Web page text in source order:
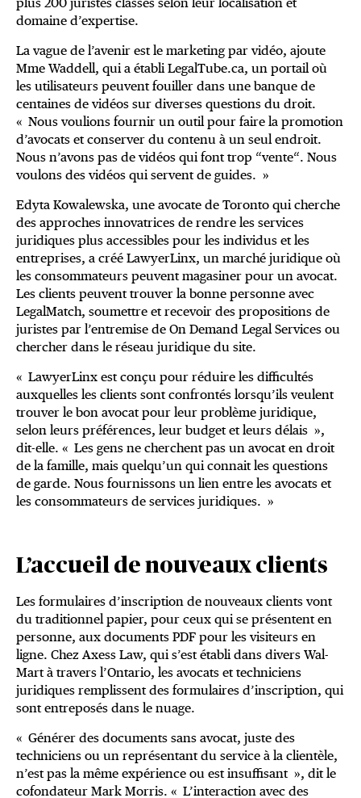
domaine d’expertise.
La vague de l’avenir est le marketing par vidéo, ajoute
Mme Waddell, qui a établi LegalTube.ca, un portail où
les utilisateurs peuvent fouiller dans une banque de
centaines de vidéos sur diverses questions du droit.
« Nous voulions fournir un outil pour faire la promotion
d’avocats et conserver du contenu à un seul endroit.
Nous n’avons pas de vidéos qui font trop “vente“. Nous
voulons des vidéos qui servent de guides. »
Edyta Kowalewska, une avocate de Toronto qui cherche
des approches innovatrices de rendre les services
juridiques plus accessibles pour les individus et les
entreprises, a créé LawyerLinx, un marché juridique où
les consommateurs peuvent magasiner pour un avocat.
Les clients peuvent trouver la bonne personne avec
LegalMatch, soumettre et recevoir des propositions de
juristes par l’entremise de On Demand Legal Services ou
chercher dans le réseau juridique du site.
« LawyerLinx est conçu pour réduire les difficultés
auxquelles les clients sont confrontés lorsqu’ils veulent
trouver le bon avocat pour leur problème juridique,
selon leurs préférences, leur budget et leurs délais »,
dit-elle. « Les gens ne cherchent pas un avocat en droit
de la famille, mais quelqu’un qui connait les questions
de garde. Nous fournissons un lien entre les avocats et
les consommateurs de services juridiques. »
L’accueil de nouveaux clients
Les formulaires d’inscription de nouveaux clients vont
du traditionnel papier, pour ceux qui se présentent en
personne, aux documents PDF pour les visiteurs en
ligne. Chez Axess Law, qui s’est établi dans divers Wal-
Mart à travers l’Ontario, les avocats et techniciens
juridiques remplissent des formulaires d’inscription, qui
sont entreposés dans le nuage.
« Générer des documents sans avocat, juste des
techniciens ou un représentant du service à la clientèle,
n’est pas la même expérience ou est insuffisant », dit le
cofondateur Mark Morris. « L’interaction avec des